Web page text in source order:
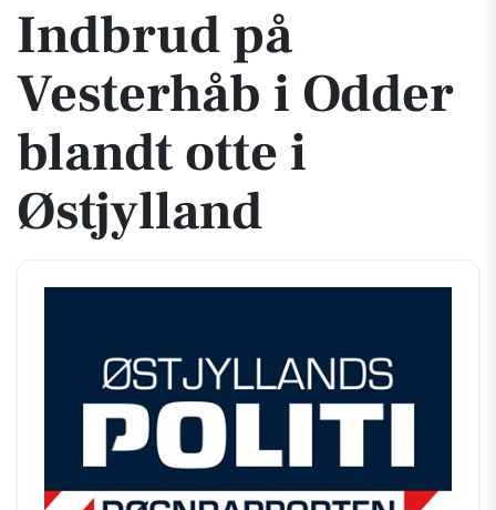
Indbrud på
Vesterhåb i Odder
blandt otte i
Østjylland